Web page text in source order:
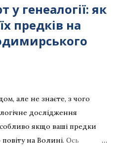
генеалогії: як
предків на
але не знаєте, з чого
дослідження
якщо ваші предки
на Волині. Ось